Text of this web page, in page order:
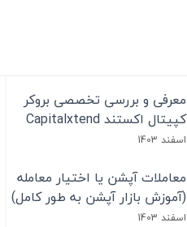
معرفی و بررسی تخصصی بروکر
کپیتال اکستند Capitalxtend
اسفند 1403
معاملات آپشن یا اختیار معامله
(آموزش بازار آپشن به طور کامل)
اسفند 1403